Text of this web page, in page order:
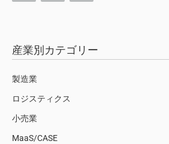
産業別カテゴリー
製造業
ロジスティクス
小売業
MaaS/CASE